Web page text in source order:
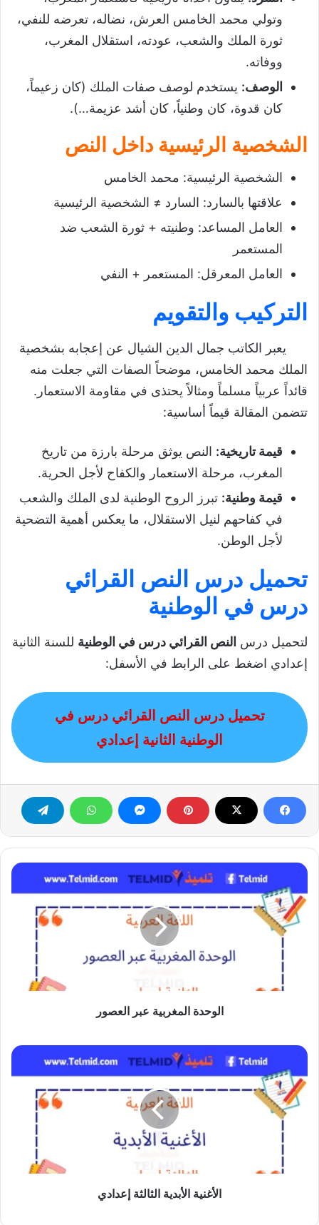
وتولي محمد الخامس العرش، نضاله، تعرضه للنفي،
ثورة الملك والشعب، عودته، استقلال المغرب،
ووفاته.
الوصف: يستخدم لوصف صفات الملك (كان زعيماً،
كان قدوة، كان وطنياً، كان أشد عزيمة…).
الشخصية الرئيسية داخل النص
الشخصية الرئيسية: محمد الخامس
علاقتها بالسارد: السارد ≠ الشخصية الرئيسية
العامل المساعد: وطنيته + ثورة الشعب ضد
المستعمر
العامل المعرقل: المستعمر + النفي
التركيب والتقويم
يعبر الكاتب جمال الدين الشيال عن إعجابه بشخصية
الملك محمد الخامس، موضحاً الصفات التي جعلت منه
قائداً عربياً مسلماً ومثالاً يحتذى في مقاومة الاستعمار.
تتضمن المقالة قيماً أساسية:
قيمة تاريخية: النص يوثق مرحلة بارزة من تاريخ
المغرب، مرحلة الاستعمار والكفاح لأجل الحرية.
قيمة وطنية: تبرز الروح الوطنية لدى الملك والشعب
في كفاحهم لنيل الاستقلال، ما يعكس أهمية التضحية
لأجل الوطن.
تحميل درس النص القرائي
درس في الوطنية
لتحميل درس النص القرائي درس في الوطنية للسنة الثانية
إعدادي اضغط على الرابط في الأسفل:
تحميل درس النص القرائي درس في
الوطنية الثانية إعدادي
الوحدة
المغربية
عبر
العصور
الوحدة المغربية عبر العصور
الأغنية
الأبدية
الثالثة
إعدادي
الأغنية الأبدية الثالثة إعدادي